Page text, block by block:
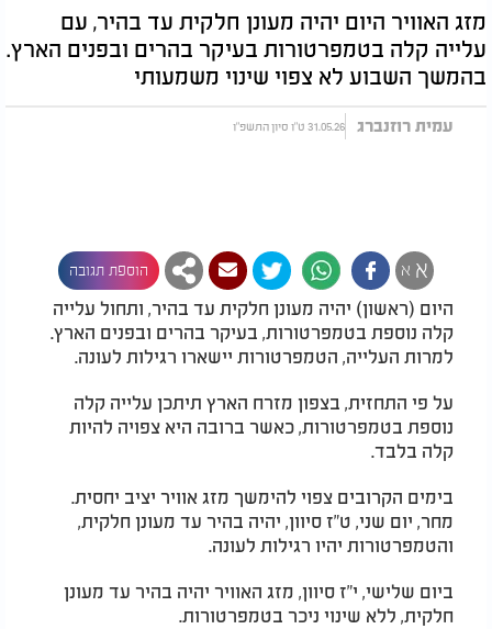
מזג האוויר היום יהיה מעונן חלקית עד בהיר, עם
עלייה קלה בטמפרטורות בעיקר בהרים ובפנים הארץ.
בהמשך השבוע לא צפוי שינוי משמעותי
עמית רוזנברג 31.05.26 ט"ו סיון התשפ"ו
א א הוספת תגובה
היום (ראשון) יהיה מעונן חלקית עד בהיר, ותחול עלייה
קלה נוספת בטמפרטורות, בעיקר בהרים ובפנים הארץ.
למרות העלייה, הטמפרטורות יישארו רגילות לעונה.
על פי התחזית, בצפון מזרח הארץ תיתכן עלייה קלה
נוספת בטמפרטורות, כאשר ברובה היא צפויה להיות
קלה בלבד.
בימים הקרובים צפוי להימשך מזג אוויר יציב יחסית.
מחר, יום שני, ט"ז סיוון, יהיה בהיר עד מעונן חלקית,
והטמפרטורות יהיו רגילות לעונה.
ביום שלישי, י"ז סיוון, מזג האוויר יהיה בהיר עד מעונן
חלקית, ללא שינוי ניכר בטמפרטורות.